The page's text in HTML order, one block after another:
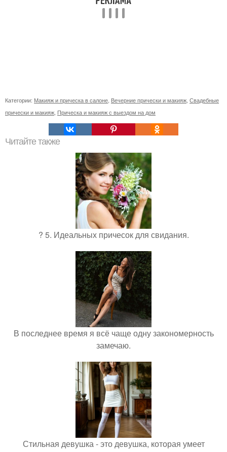
Категории: Макияж и прическа в салоне Вечерние прически и макияж Свадебные
прически и макияж Прическа и макияж с выездом на дом
Читайте также
? 5. Идеальных причесок для свидания.
В последнее время я всё чаще одну закономерность
замечаю.
Стильная девушка - это девушка, которая умеет